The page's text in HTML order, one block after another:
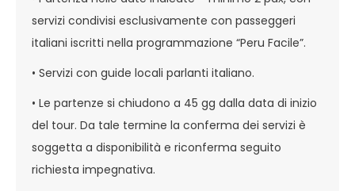
servizi condivisi esclusivamente con passeggeri
italiani iscritti nella programmazione “Peru Facile”.
• Servizi con guide locali parlanti italiano.
• Le partenze si chiudono a 45 gg dalla data di inizio
del tour. Da tale termine la conferma dei servizi è
soggetta a disponibilità e riconferma seguito
richiesta impegnativa.